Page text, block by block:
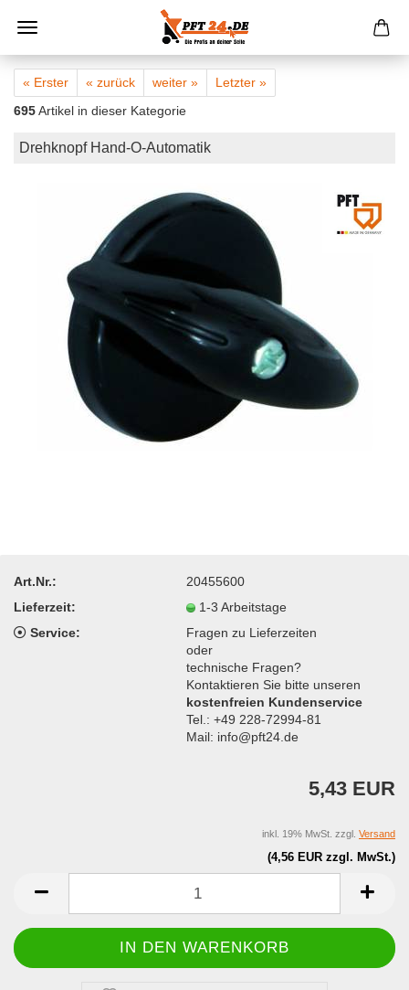
« Erster « zurück weiter »
Letzter »
695Artikel in dieser Kategorie
Drehknopf Hand-O-Automatik
Art.Nr.:
20455600
Lieferzeit:
1-3 Arbeitstage
Service:
Fragen zu Lieferzeiten
oder
technische Fragen?
Kontaktieren Sie bitte unseren
kostenfreien Kundenservice
Tel.: +49 228-72994-81
Mail: info@pft24.de
5,43 EUR
(4,56 EUR zzgl. MwSt.)
inkl. 19% MwSt. zzgl. Versand